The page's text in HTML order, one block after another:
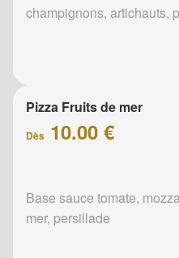
champignons, artichauts,
Pizza Fruits de mer
Dès 10.00 €
Base sauce tomate,
mer, persillade